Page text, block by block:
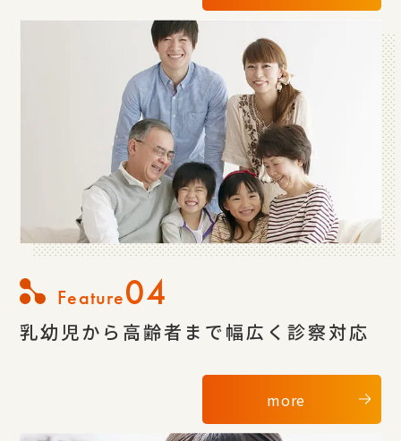
Feature04
乳幼児から高齢者まで幅広く診察対応
more